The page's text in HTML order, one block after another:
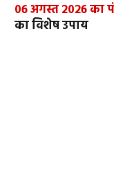
06 अगस्त 2026 का
का विशेष उपाय